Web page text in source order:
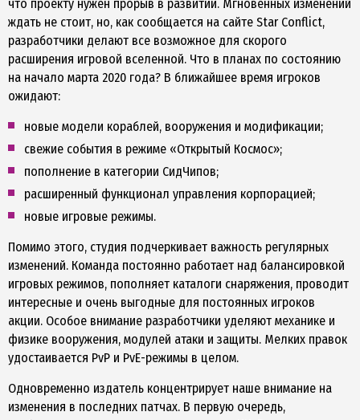
что проекту нужен прорыв в развитии. Мгновенных изменений
ждать не стоит, но, как сообщается на сайте Star Conflict,
разработчики делают все возможное для скорого
расширения игровой вселенной. Что в планах по состоянию
на начало марта 2020 года? В ближайшее время игроков
ожидают:
новые модели кораблей, вооружения и модификации;
свежие события в режиме «Открытый Космос»;
пополнение в категории СидЧипов;
расширенный функционал управления корпорацией;
новые игровые режимы.
Помимо этого, студия подчеркивает важность регулярных
изменений. Команда постоянно работает над балансировкой
игровых режимов, пополняет каталоги снаряжения, проводит
интересные и очень выгодные для постоянных игроков
акции. Особое внимание разработчики уделяют механике и
физике вооружения, модулей атаки и защиты. Мелких правок
удостаивается PvP и PvE-режимы в целом.
Одновременно издатель концентрирует наше внимание на
изменения в последних патчах. В первую очередь,